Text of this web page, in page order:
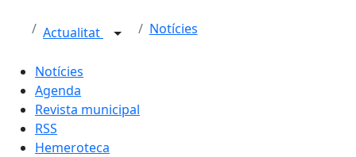
Actualitat Notícies
Notícies
Agenda
Revista municipal
RSS
Hemeroteca